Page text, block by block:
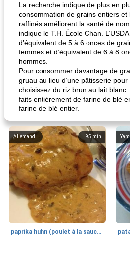
La recherche indique de plus en
consommation de grains entiers et
raffinés améliorent la santé de
indique le T.H. École Chan.
d’équivalent de 5 à 6 onces de
femmes et d’équivalent de 6 à 8
hommes.
Pour consommer davantage de
gruau au lieu d’une pâtisserie
choisissez du riz brun au lait
faits entièrement de farine de blé
farine de blé entier.
95 min
Allemand
paprika huhn (poulet à la sauce paprika).